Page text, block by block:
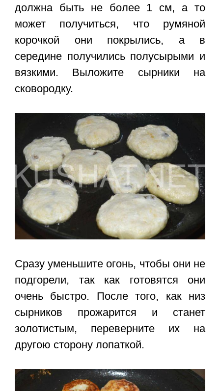
должна быть не более 1 см, а то
может получиться, что румяной
корочкой они покрылись, а в
середине получились полусырыми и
вязкими. Выложите сырники на
сковородку.
Сразу уменьшите огонь, чтобы они не
подгорели, так как готовятся они
очень быстро. После того, как низ
сырников прожарится и станет
золотистым, переверните их на
другою сторону лопаткой.